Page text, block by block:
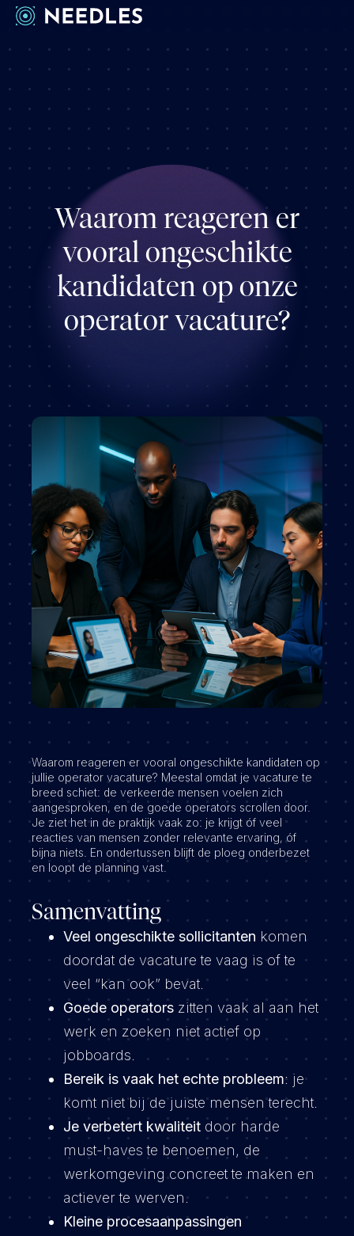
Werkwijze
Cases
Over ons
Vacatures
ContactWaarom reageren er
vooral ongeschikte
kandidaten op onze
operator vacature?
Waarom reageren er vooral ongeschikte kandidaten op
jullie operator vacature? Meestal omdat je vacature te
breed schiet: de verkeerde mensen voelen zich
aangesproken, en de goede operators scrollen door.
Je ziet het in de praktijk vaak zo: je krijgt óf veel
reacties van mensen zonder relevante ervaring, óf
bijna niets. En ondertussen blijft de ploeg onderbezet
en loopt de planning vast.
Samenvatting
Veel ongeschikte sollicitanten komen
doordat de vacature te vaag is of te
veel “kan ook” bevat.
Goede operators zitten vaak al aan het
werk en zoeken niet actief op
jobboards.
Bereik is vaak het echte probleem: je
komt niet bij de juiste mensen terecht.
Je verbetert kwaliteit door harde
must-haves te benoemen, de
werkomgeving concreet te maken en
actiever te werven.
Kleine procesaanpassingen